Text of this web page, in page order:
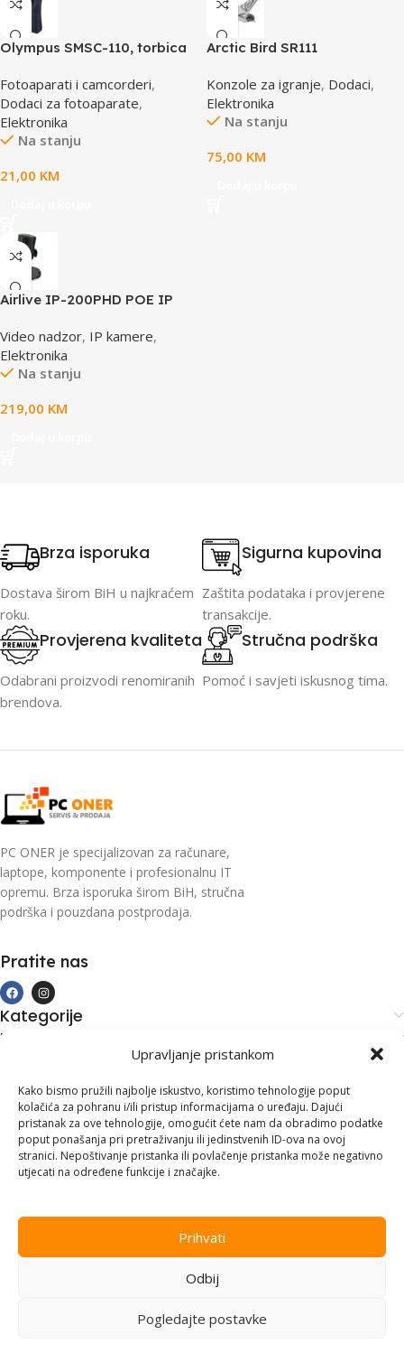
Upravljanje pristankom
Kako bismo pružili najbolje iskustvo, koristimo tehnologije poput
kolačića za pohranu i/ili pristup informacijama o uređaju. Dajući
pristanak za ove tehnologije, omogućit ćete nam da obradimo podatke
poput ponašanja pri pretraživanju ili jedinstvenih ID-ova na ovoj
stranici. Nepoštivanje pristanka ili povlačenje pristanka može negativno
utjecati na određene funkcije i značajke.
Prihvati
Odbij
Pogledajte postavke
Olympus SMSC-110, torbica
case, E0412112
Fotoaparati i camcorderi,
Dodaci za fotoaparate,
Elektronika
Na stanju
21,00 KM
Arctic Bird SR111
Konzole za igranje, Dodaci,
Elektronika
Na stanju
75,00 KM
Airlive IP-200PHD POE IP
Video nadzor, IP kamere,
Elektronika
Na stanju
219,00 KM
Brza isporuka
Dostava širom BiH u najkraćem
roku.
Sigurna kupovina
Zaštita podataka i provjerene
transakcije.
Provjerena kvaliteta
Odabrani proizvodi renomiranih
brendova.
Stručna podrška
Pomoć i savjeti iskusnog tima.
PC ONER je specijalizovan za računare,
laptope, komponente i profesionalnu IT
opremu. Brza isporuka širom BiH, stručna
podrška i pouzdana postprodaja.
Pratite nas
Kategorije
Kupovina i podrška
Kontakt informacije
Branilaca Bosne, 75 300 Lukavac
+387 35 555 999
info@pconer.ba
Vision.